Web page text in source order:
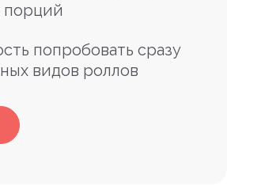
порций
попробовать сразу
видов роллов